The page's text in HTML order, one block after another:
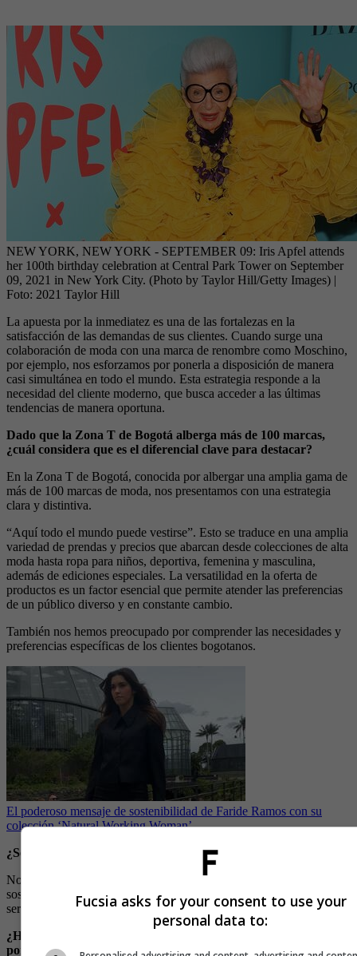
NEW YORK, NEW YORK - SEPTEMBER 09: Iris Apfel attends
her 100th birthday celebration at Central Park Tower on September
09, 2021 in New York City. (Photo by Taylor Hill/Getty Images) |
Foto: 2021 Taylor Hill
La apuesta por la inmediatez es una de las fortalezas en la
satisfacción de las demandas de sus clientes. Cuando surge una
colaboración de moda con una marca de renombre como Moschino,
por ejemplo, nos esforzamos por ponerla a disposición de manera
casi simultánea en todo el mundo. Esta estrategia responde a la
necesidad del cliente moderno, que busca acceder a las últimas
tendencias de manera oportuna.
Dado que la Zona T de Bogotá alberga más de 100 marcas,
¿cuál considera que es el diferencial clave para destacar?
En la Zona T de Bogotá, conocida por albergar una amplia gama de
más de 100 marcas de moda, nos presentamos con una estrategia
clara y distintiva.
“Aquí todo el mundo puede vestirse”. Esto se traduce en una amplia
variedad de prendas y precios que abarcan desde colecciones de alta
moda hasta ropa para niños, deportiva, femenina y masculina,
además de ediciones especiales. La versatilidad en la oferta de
productos es un factor esencial que permite atender las preferencias
de un público diverso y en constante cambio.
También nos hemos preocupado por comprender las necesidades y
preferencias específicas de los clientes bogotanos.
El poderoso mensaje de sostenibilidad de Faride Ramos con su
colección ‘Natural Working Woman’
¿Se consideran Fast Fashión?
No. Hacemos ropa de calidad, al mejor precio y de manera
sostenible. Hemos reducido el uso de bolsas plásticas un 30% y
seremos una marca 100% circular.
¿Ha observado un aumento en la demanda de moda sostenible
por parte del consumidor latinoamericano? ¿Cómo ha
Fucsia asks for your consent to use your
personal data to: